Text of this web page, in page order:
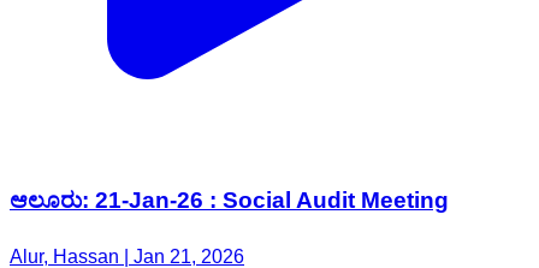
ಆಲೂರು: 21-Jan-26 : Social Audit Meeting
Alur, Hassan | Jan 21, 2026